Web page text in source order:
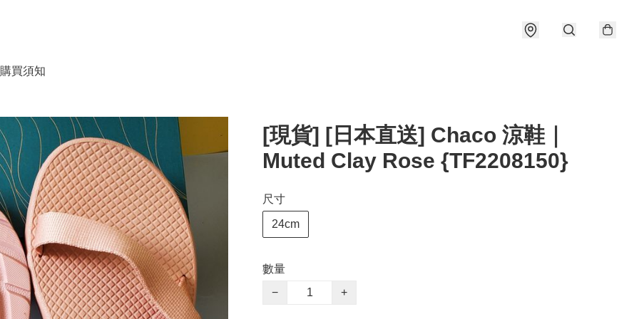
購買須知
[現貨] [日本直送] Chaco 涼鞋｜
Muted Clay Rose {TF2208150}
尺寸
24cm
數量
−
+